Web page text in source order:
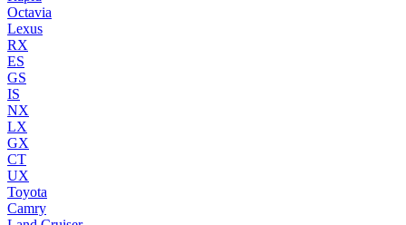
Octavia
Lexus
RX
ES
GS
IS
NX
LX
GX
CT
UX
Toyota
Camry